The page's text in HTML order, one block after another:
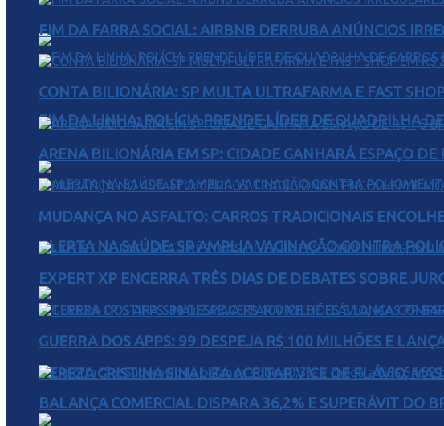
FIM DA LINHA: POLÍCIA PRENDE LÍDER DE QUADRILHA
ALERTA NA SAÚDE: SP AMPLIA VACINAÇÃO CONTRA
TEREZA CRISTINA SINALIZA ACEITAR VICE DE FLÁVIO,
FIM DA FARRA SOCIAL: AIRBNB DERRUBA ANÚNCIOS
CONTA BILIONÁRIA: SP MULTA ULTRAFARMA E FAST
ARENA BILIONÁRIA EM SP: CIDADE GANHARÁ ESPAÇO
MUDANÇA NO ASFALTO: CARROS TRADICIONAIS
EXPERT XP ENCERRA TRÊS DIAS DE DEBATES SOBRE
GUERRA DOS APPS: 99 DESPEJA R$ 100 MILHÕES E
BALANÇA COMERCIAL DISPARA 36,2% E SUPERÁVIT DO